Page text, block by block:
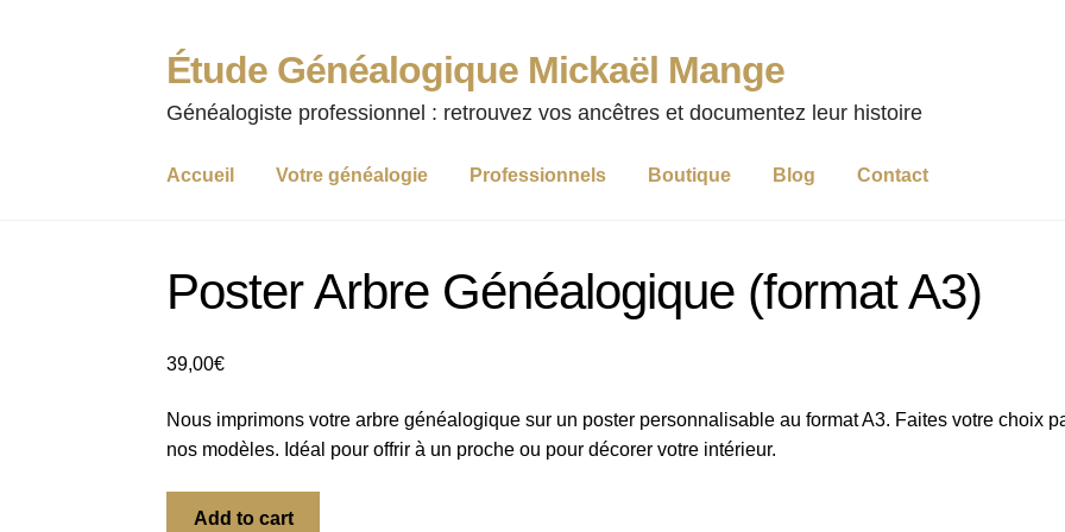
Aller
la
Aller
contenu
Étude Généalogique Mickaël Mange
Généalogiste professionnel : retrouvez vos ancêtres et documentez leur histoire
Accueil Votre généalogie Professionnels Boutique Blog Contact
Poster Arbre Généalogique (format A3)
39,00€
Nous imprimons votre arbre généalogique sur un poster personnalisable au format A3. Faites votre choix
nos modèles. Idéal pour offrir à un proche ou pour décorer votre intérieur.
Add to cart